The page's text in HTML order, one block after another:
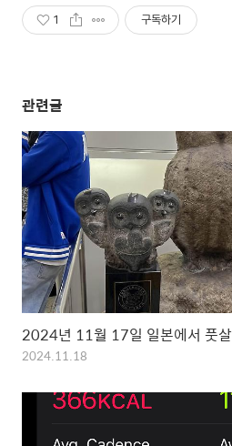
1 구독하기
관련글
2024년 11월 17일 일본에서 풋살
2024.11.18